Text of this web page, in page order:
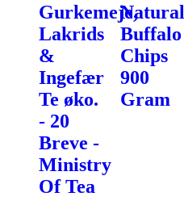
Gurkemeje,
Lakrids
&
Ingefær
Te øko.
- 20
Breve -
Ministry
Of Tea
Natural
Buffalo
Chips
900
Gram